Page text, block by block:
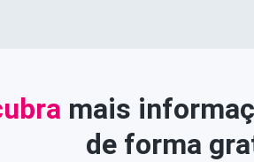
mais
de forma